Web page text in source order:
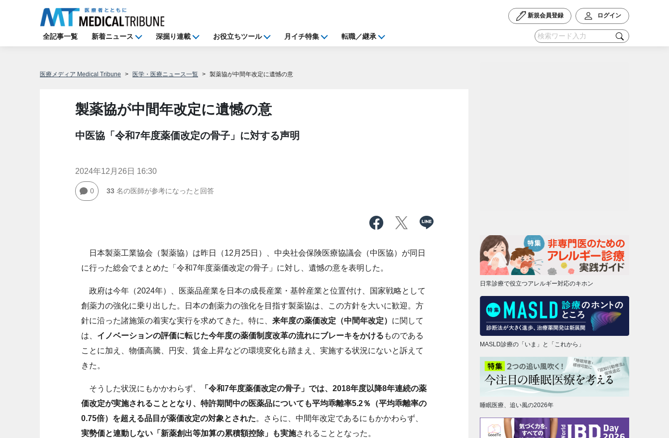
新規会員登録 ログイン
全記事一覧 新着ニュース 深掘り連載 お役立ちツール 月イチ特集 転職／継承
医療メディア Medical Tribune 医学・医療ニュース一覧 製薬協が中間年改定に遺憾の意
製薬協が中間年改定に遺憾の意
中医協「令和7年度薬価改定の骨子」に対する声明
2024年12月26日 16:30
0 33名の医師が参考になったと回答
日本製薬工業協会（製薬協）は昨日（12月25日）、中央社会保険医療協議会（中医協）が同日
に行った総会でまとめた「令和7年度薬価改定の骨子」に対し、遺憾の意を表明した。
政府は今年（2024年）、医薬品産業を日本の成長産業・基幹産業と位置付け、国家戦略として
創薬力の強化に乗り出した。日本の創薬力の強化を目指す製薬協は、この方針を大いに歓迎。方
針に沿った諸施策の着実な実行を求めてきた。特に、 来年度の薬価改定（中間年改定） に関して
は、 イノベーションの評価に転じた今年度の薬価制度改革の流れにブレーキをかける ものである
ことに加え、物価高騰、円安、賃金上昇などの環境変化も踏まえ、実施する状況にないと訴えて
きた。
そうした状況にもかかわらず、
「令和7年度薬価改定の骨子」では、2018年度以降8年連続の薬
価改定が実施されることとなり、特許期間中の医薬品についても平均乖離率5.2％（平均乖離率の
0.75倍）を超える品目が薬価改定の対象とされた。さらに、中間年改定であるにもかかわらず、
実勢価と連動しない「新薬創出等加算の累積額控除」も実施されることとなった。
日常診療で役立つアレルギー対応のキホン
MASLD診療の「いま」と「これから」
睡眠医療、追い風の2026年